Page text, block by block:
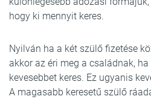
hogy ki mennyit keres.
Nyilván ha a két szülő fizetése
akkor az éri meg a családnak,
kevesebbet keres. Ez ugyanis
A magasabb keresetű szülő